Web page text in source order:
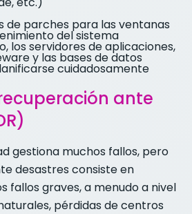
de parches para las ventanas
del sistema
los servidores de aplicaciones,
y las bases de datos
cuidadosamente
ante
gestiona muchos fallos, pero
desastres consiste en
fallos graves, a menudo a nivel
pérdidas de centros